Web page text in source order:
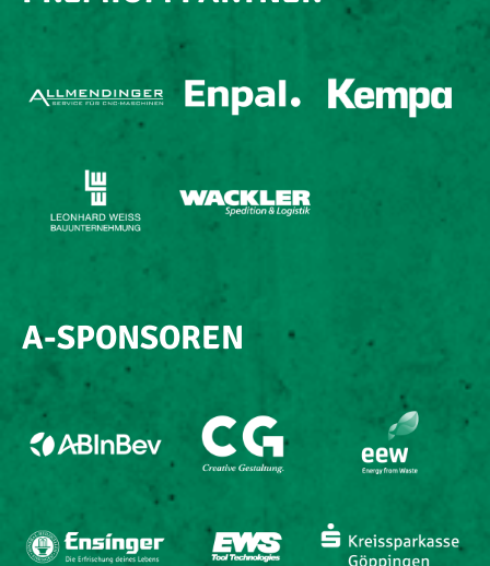
A-SPONSOREN